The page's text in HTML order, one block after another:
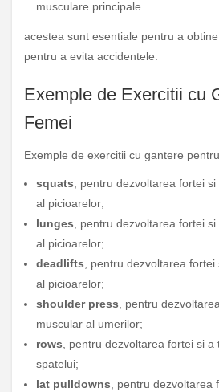
musculare principale.
acestea sunt esentiale pentru a
pentru a evita accidentele.
Exemple de Exercitii cu
Femei
Exemple de exercitii cu gantere
squats, pentru dezvoltarea fortei
al picioarelor;
lunges, pentru dezvoltarea fortei
al picioarelor;
deadlifts, pentru dezvoltarea
al picioarelor;
shoulder press, pentru
muscular al umerilor;
rows, pentru dezvoltarea fortei si a
spatelui;
lat pulldowns, pentru dezvoltarea